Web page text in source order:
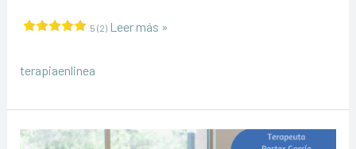
en
5 (2)Leer más »
terapiaenlinea